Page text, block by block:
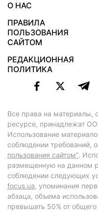
О НАС
ПРАВИЛА
ПОЛЬЗОВАНИЯ
САЙТОМ
РЕДАКЦИОННАЯ
ПОЛИТИКА
Все права на материалы,
ресурсе, принадлежат
Использование
соблюдении требований,
пользования сайтом".
размещенную на данном
соблюдении следующих
focus.ua, упоминания
абзаца, объема
превышать 50% от